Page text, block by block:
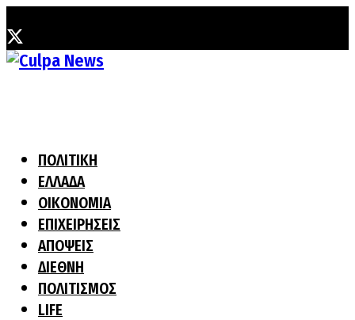
ΠΟΛΙΤΙΚΗ
ΕΛΛΑΔΑ
ΟΙΚΟΝΟΜΙΑ
ΕΠΙΧΕΙΡΗΣΕΙΣ
ΑΠΟΨΕΙΣ
ΔΙΕΘΝΗ
ΠΟΛΙΤΙΣΜΟΣ
LIFE